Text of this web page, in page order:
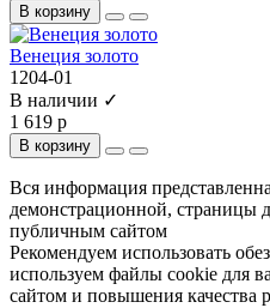
В корзину
Венеция золото
1204-01
В наличии ✓
1 619 р
В корзину
Вся информация
демонстрационной, страницы
публичным сайтом
Рекомендуем использовать
используем файлы cookie для
сайтом и повышения качества